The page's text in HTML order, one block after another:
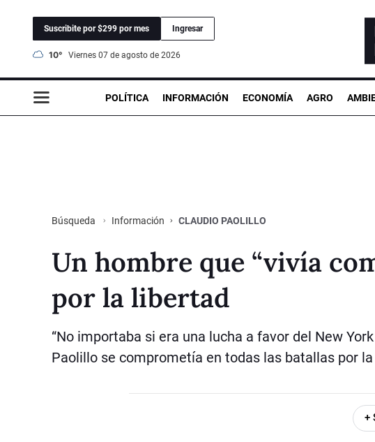
Suscribite por $299 por mes Ingresar
10° viernes 07 de agosto de 2026
POLÍTICA INFORMACIÓN ECONOMÍA AGRO
Búsqueda Información CLAUDIO PAOLILLO
Un hombre que “vivía
por la libertad
“No importaba si era una lucha a favor del New
Paolillo se comprometía en todas las batallas por
+